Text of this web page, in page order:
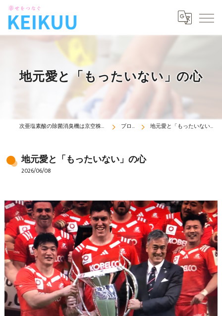
地元愛と「もったいない」の心
次亜塩素酸の除菌消臭機は京空株式会社 ブログ 地元愛と「もったいない」の心
地元愛と「もったいない」の心
2026/06/08